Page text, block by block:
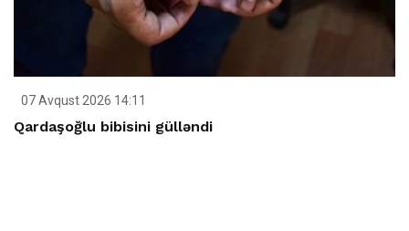
07 Avqust 2026 14:11
Qardaşoğlu bibisini gülləndi